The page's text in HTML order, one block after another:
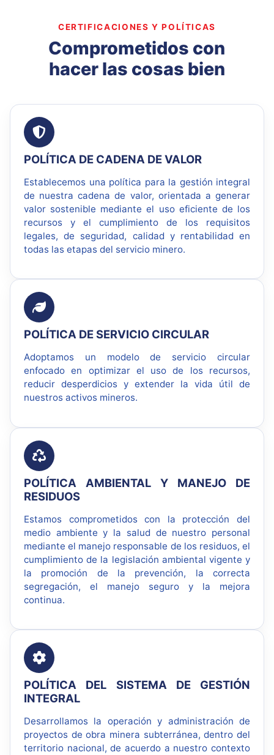
CERTIFICACIONES Y POLÍTICAS
Comprometidos con
hacer las cosas bien
POLÍTICA DE CADENA DE VALOR
Establecemos una política para la gestión integral
de nuestra cadena de valor, orientada a generar
valor sostenible mediante el uso eficiente de los
recursos y el cumplimiento de los requisitos
legales, de seguridad, calidad y rentabilidad en
todas las etapas del servicio minero.
POLÍTICA DE SERVICIO CIRCULAR
Adoptamos un modelo de servicio circular
enfocado en optimizar el uso de los recursos,
reducir desperdicios y extender la vida útil de
nuestros activos mineros.
POLÍTICA AMBIENTAL Y MANEJO DE
RESIDUOS
Estamos comprometidos con la protección del
medio ambiente y la salud de nuestro personal
mediante el manejo responsable de los residuos, el
cumplimiento de la legislación ambiental vigente y
la promoción de la prevención, la correcta
segregación, el manejo seguro y la mejora
continua.
POLÍTICA DEL SISTEMA DE GESTIÓN
INTEGRAL
Desarrollamos la operación y administración de
proyectos de obra minera subterránea, dentro del
territorio nacional, de acuerdo a nuestro contexto